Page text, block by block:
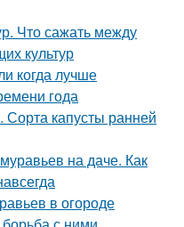
Что сажать между
культур
когда лучше
года
Сорта капусты ранней
на даче. Как
в огороде